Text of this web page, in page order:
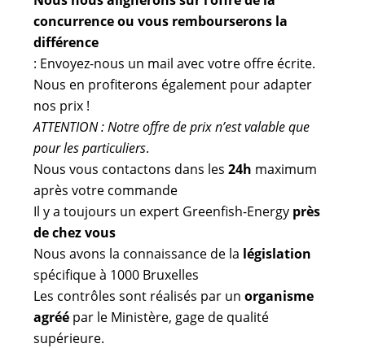
concurrence ou vous rembourserons la
différence
: Envoyez-nous un mail avec votre offre écrite.
Nous en profiterons également pour adapter
nos prix !
ATTENTION : Notre offre de prix n’est valable que
pour les particuliers.
Nous vous contactons dans les 24h maximum
après votre commande
Il y a toujours un expert Greenfish-Energy près
de chez vous
Nous avons la connaissance de la législation
spécifique à 1000 Bruxelles
Les contrôles sont réalisés par un organisme
agréépar le Ministère, gage de qualité
supérieure.